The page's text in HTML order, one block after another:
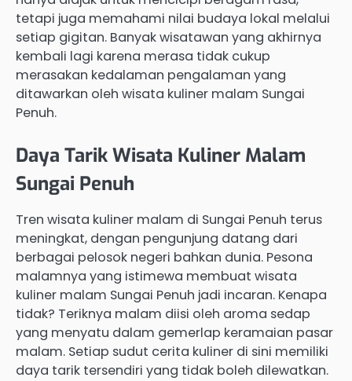
tetapi juga memahami nilai budaya lokal melalui
setiap gigitan. Banyak wisatawan yang akhirnya
kembali lagi karena merasa tidak cukup
merasakan kedalaman pengalaman yang
ditawarkan oleh wisata kuliner malam Sungai
Penuh.
Daya Tarik Wisata Kuliner Malam
Sungai Penuh
Tren wisata kuliner malam di Sungai Penuh terus
meningkat, dengan pengunjung datang dari
berbagai pelosok negeri bahkan dunia. Pesona
malamnya yang istimewa membuat wisata
kuliner malam Sungai Penuh jadi incaran. Kenapa
tidak? Teriknya malam diisi oleh aroma sedap
yang menyatu dalam gemerlap keramaian pasar
malam. Setiap sudut cerita kuliner di sini memiliki
daya tarik tersendiri yang tidak boleh dilewatkan.